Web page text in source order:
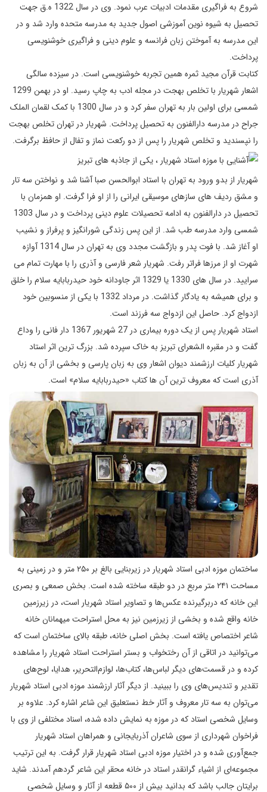
شروع به فراگیری مقدمات ادبیات عرب نمود. وی در سال 1322 ه.ق جهت
تحصیل به شیوه نوین آموزشی اصول جدید به مدرسه متحده وارد شد و در
این مدرسه به آموختن زبان فرانسه و علوم دینی و فراگیری خوشنویسی
پرداخت.
کتابت قرآن مجید ثمره همین تجربه خوشنویسی است. در سیزده سالگی
اشعار شهریار با تخلص بهجت در مجله ادب به چاپ رسید. او در بهمن 1299
شمسی برای اولین بار به تهران سفر کرد و در سال 1300 با کمک لقمان الملک
جراح در مدرسه دارالفنون به تحصیل پرداخت. شهریار در تهران تخلص بهجت
را نپسندید و تخلص شهریار را پس از دو رکعت نماز و تفال از حافظ برگرفت.
شهریار از بدو ورود به تهران با استاد ابوالحسن صبا آشنا شد و نواختن سه تار
و مشق ردیف های سازهای موسیقی ایرانی را از او فرا گرفت. او همزمان با
تحصیل در دارالفنون به ادامه تحصیلات علوم دینی پرداخت و در سال 1303
شمسی وارد مدرسه طب شد. از این پس زندگی شورانگیز و پرفراز و نشیب
او آغاز شد. با فوت پدر و بازگشت مجدد وی به تهران در سال 1314 آوازه
شهرت او از مرزها فراتر رفت. شهریار شعر فارسی و آذری را با مهارت تمام می
سرایید. در سال های 1330 یا 1329 اثر جاودانه خود حیدربابایه سلام را خلق
و برای همیشه به یادگار گذاشت. در مرداد 1332 با یکی از منسوبین خود
ازدواج کرد. حاصل این ازدواج سه فرزند است.
استاد شهریار پس از یک دوره بیماری در 27 شهریور 1367 دار فانی را وداع
گفت و در مقبره الشعرای تبریز به خاک سپرده شد. بزرگ ترین اثر استاد
شهریار کلیات ارزشمند دیوان اشعار وی به زبان پارسی و بخشی از آن به زبان
آذری است که معروف ترین آن ها کتاب «حیدربابایه سلام» است.
ساختمان موزه ادبی استاد شهریار در زیربنایی بالغ بر ۲۵۰ متر و در زمینی به
مساحت ۲۴۱ متر مربع در دو طبقه ساخته شده است. بخش صمعی و بصری
این خانه که دربرگیرنده عکس‌ها و تصاویر استاد شهریار است، در زیرزمین
خانه واقع شده و بخشی از زیرزمین نیز به محل استراحت میهمانان خانه
شاعر اختصاص یافته است. بخش اصلی خانه، طبقه بالای ساختمان است که
می‌توانید در اتاقی از آن رختخواب و بستر استراحت استاد شهریار را مشاهده
کرده و در قسمت‌های دیگر لباس‌ها، کتاب‌ها، لوازم‌التحریر، هدایا، لوح‌های
تقدیر و تندیس‌های وی را ببینید. از دیگر آثار ارزشمند موزه ادبی استاد شهریار
می‌توان به سه تار معروف و آثار خط نستعلیق این شاعر اشاره کرد. علاوه بر
وسایل شخصی استاد که در موزه به نمایش داده شده، اسناد مختلفی از وی با
فراخوان شهرداری از سوی شاعران آذربایجانی و همراهان استاد شهریار
جمع‌آوری شده و در اختیار موزه ادبی استاد شهریار قرار گرفت. به این ترتیب
مجموعه‌ای از اشیاء گرانقدر استاد در خانه محقر این شاعر گردهم آمدند. شاید
برایتان جالب باشد که بدانید بیش از ۵۰۰ قطعه از آثار و وسایل شخصی